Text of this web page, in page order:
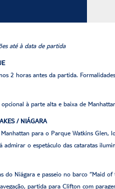
até à data de partida
2 horas antes da partida.
à parte alta e baixa de
/ NIÁGARA
para o Parque Watkins Glen,
o espetáculo das cataratas
do Niágara e passeio no barco “Maid
partida para Clifton com